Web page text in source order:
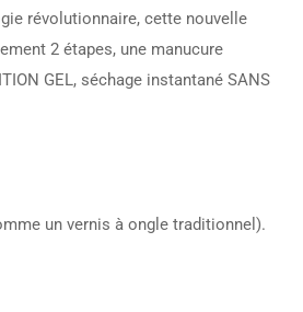
révolutionnaire, cette nouvelle
2 étapes, une manucure
GEL, séchage instantané SANS
un vernis à ongle traditionnel).